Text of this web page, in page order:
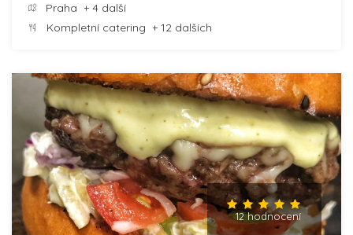
Praha + 4 další
Kompletní catering + 12 dalších
12 hodnocení